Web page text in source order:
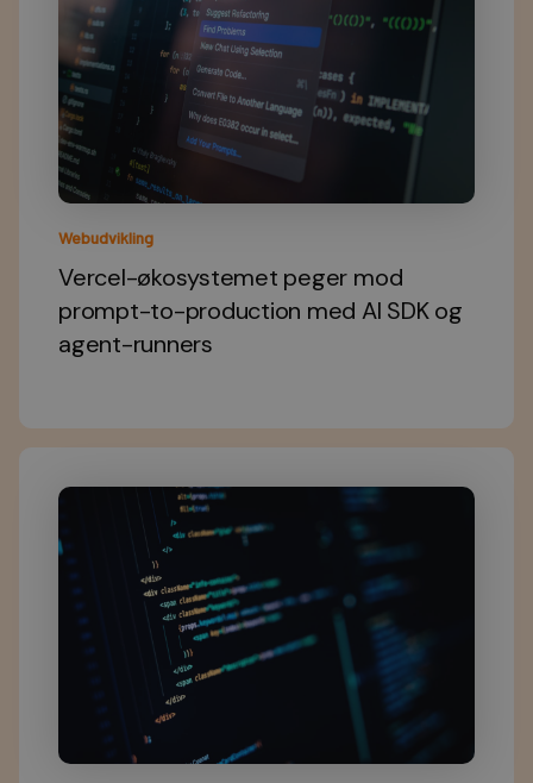
Webudvikling
Vercel-økosystemet peger mod
prompt-to-production med AI SDK og
agent-runners